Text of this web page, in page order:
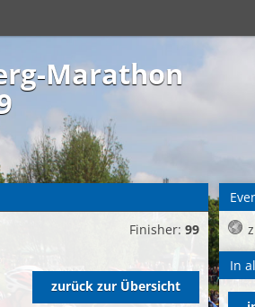
Marathon
Finisher: 99
zurück zur Übersicht
In